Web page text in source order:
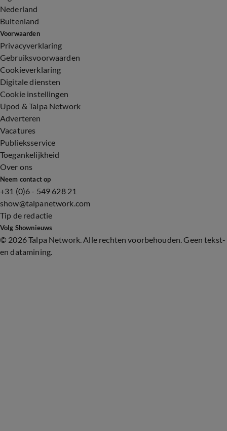
Nederland
Buitenland
Voorwaarden
Privacyverklaring
Gebruiksvoorwaarden
Cookieverklaring
Digitale diensten
Cookie instellingen
Upod & Talpa Network
Adverteren
Vacatures
Publieksservice
Toegankelijkheid
Over ons
Neem contact op
+31 (0)6 - 549 628 21
show@talpanetwork.com
Tip de redactie
Volg Shownieuws
© 2026 Talpa Network. Alle rechten voorbehouden. Geen tekst-
en datamining.